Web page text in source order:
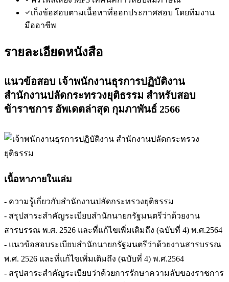
เก็งข้อสอบตามเนื้อหาที่ออกประกาศสอบ โดยทีมงาน
มืออาชีพ
รายละเอียดหนังสือ
แนวข้อสอบ เจ้าพนักงานธุรการปฏิบัติงาน
สำนักงานปลัดกระทรวงยุติธรรม สำหรับสอบ
ข้าราชการ อัพเดตล่าสุด กุมภาพันธ์ 2566
เนื้อหาภายในเล่ม
- ความรู้เกี่ยวกับสำนักงานปลัดกระทรวงยุติธรรม
- สรุปสาระสำคัญระเบียบสำนักนายกรัฐมนตรีว่าด้วยงาน
สารบรรณ พ.ศ. 2526 และที่แก้ไขเพิ่มเติมถึง (ฉบับที่ 4) พ.ศ.2564
- แนวข้อสอบระเบียบสำนักนายกรัฐมนตรีว่าด้วยงานสารบรรณ
พ.ศ. 2526 และที่แก้ไขเพิ่มเติมถึง (ฉบับที่ 4) พ.ศ.2564
- สรุปสาระสำคัญระเบียบว่าด้วยการรักษาความลับของราชการ